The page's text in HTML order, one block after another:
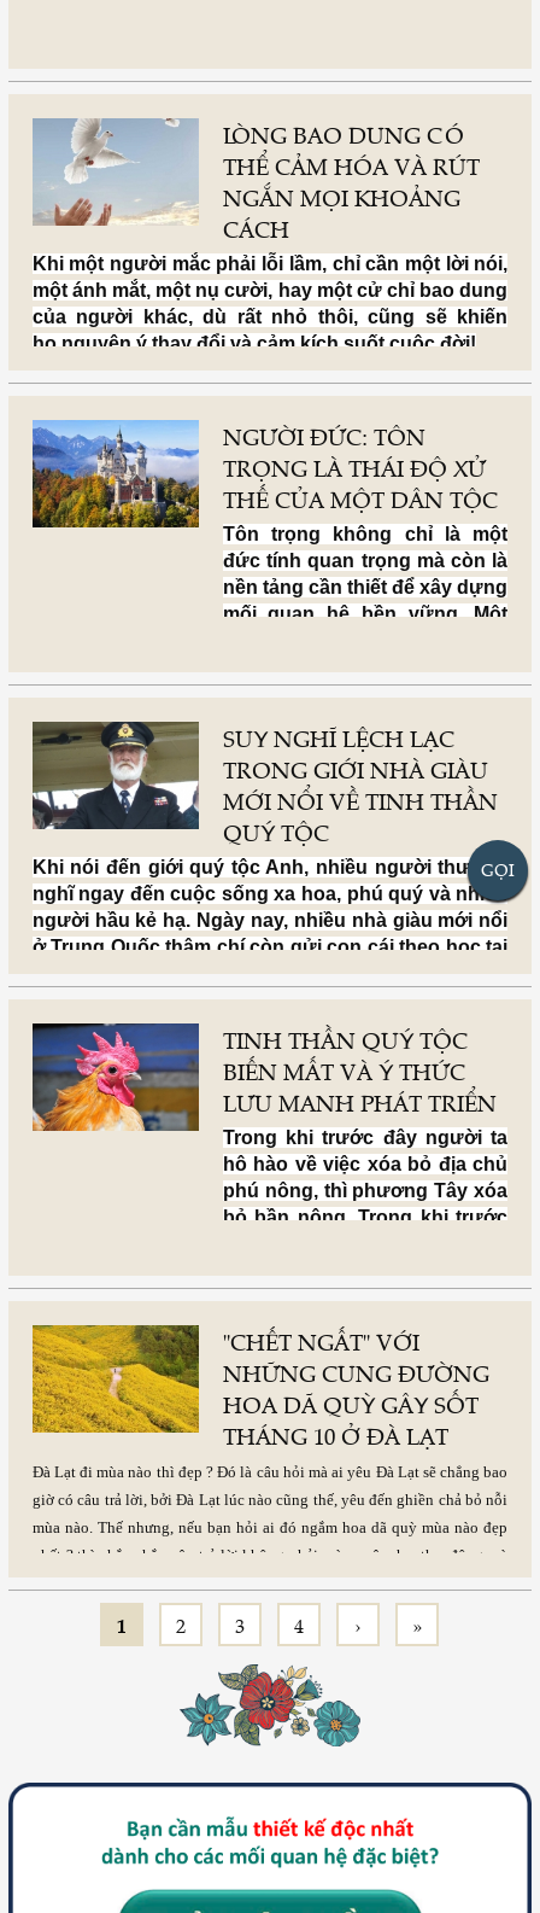
LÒNG BAO DUNG CÓ
THỂ CẢM HÓA VÀ RÚT
NGẮN MỌI KHOẢNG
CÁCH
Khi một người mắc phải lỗi lầm, chỉ cần một lời nói,
một ánh mắt, một nụ cười, hay một cử chỉ bao dung
của người khác, dù rất nhỏ thôi, cũng sẽ khiến
họ nguyện ý thay đổi và cảm kích suốt cuộc đời!
NGƯỜI ĐỨC: TÔN
TRỌNG LÀ THÁI ĐỘ XỬ
THẾ CỦA MỘT DÂN TỘC
Tôn trọng không chỉ là một
đức tính quan trọng mà còn là
nền tảng cần thiết để xây dựng
mối quan hệ bền vững. Một
một xã hội thiếu sự tôn trọng
SUY NGHĨ LỆCH LẠC
TRONG GIỚI NHÀ GIÀU
MỚI NỔI VỀ TINH THẦN
QUÝ TỘC
Khi nói đến giới quý tộc Anh, nhiều người thường
nghĩ ngay đến cuộc sống xa hoa, phú quý và nhiều
người hầu kẻ hạ. Ngày nay, nhiều nhà giàu mới nổi
ở Trung Quốc thậm chí còn gửi con cái theo học tại
các trường quý tộc Anh quốc, hy vọng chúng sau
này sẽ trở thành “quý tộc”, nhưng họ sớm phát
hiện ra những nhận định về giới quý tộc Anh của
họ là chưa chuẩn xác.TINH THẦN QUÝ TỘC
BIẾN MẤT VÀ Ý THỨC
LƯU MANH PHÁT TRIỂN
Trong khi trước đây người ta
hô hào về việc xóa bỏ địa chủ
phú nông, thì phương Tây xóa
bỏ bần nông. Trong khi trước
xóa bỏ lưu manh. Đây chính là
hai tư tưởng trị quốc hoàn
toàn khác nhau, có thể dùng
câu nói nổi tiếng để khái quát:
một chế độ tốt có thể làm cho
người xấu trở thành người tốt,
một chế độ xấu có thể làm cho
người tốt biến thành kẻ xấu.
Phát động lưu manh để tiêu
diệt quý tộc, cũng không thể
cao thượng, chỉ có thể làm cho
lưu manh càng trở nên lưu
manh hơn. Dụ dỗ, đe dọa
nhiều người hơn nữa biến
thành lưu manh, cuối cùng
biến cả xã hội thành lưu manh.
"CHẾT NGẤT" VỚI
NHỮNG CUNG ĐƯỜNG
HOA DÃ QUỲ GÂY SỐT
THÁNG 10 Ở ĐÀ LẠT
Đà Lạt đi mùa nào thì đẹp ? Đó là câu hỏi mà ai yêu Đà Lạt sẽ chẳng bao
giờ có câu trả lời, bởi Đà Lạt lúc nào cũng thế, yêu đến ghiền chả bỏ nỗi
mùa nào. Thế nhưng, nếu bạn hỏi ai đó ngắm hoa dã quỳ mùa nào đẹp
nhất ? thì chắc chắn câu trả lời không phải mùa xuân, hạ, thu, đông mà
là “mùa tháng 10”.
1 2 3 4 › »
GỌI